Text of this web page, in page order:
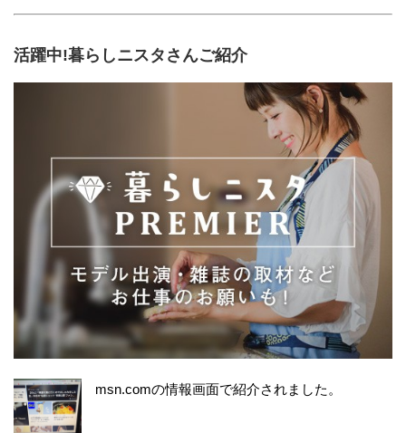
活躍中!暮らしニスタさんご紹介
msn.comの情報画面で紹介されました。